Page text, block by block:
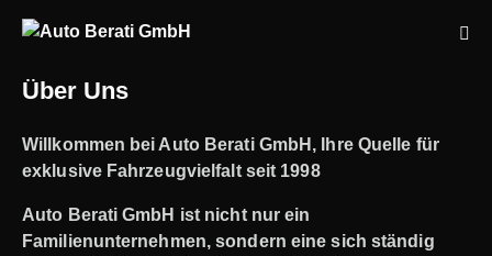
Über Uns
Willkommen bei Auto Berati GmbH, Ihre Quelle für
exklusive Fahrzeugvielfalt seit 1998
Auto Berati GmbH ist nicht nur ein
Familienunternehmen, sondern eine sich ständig